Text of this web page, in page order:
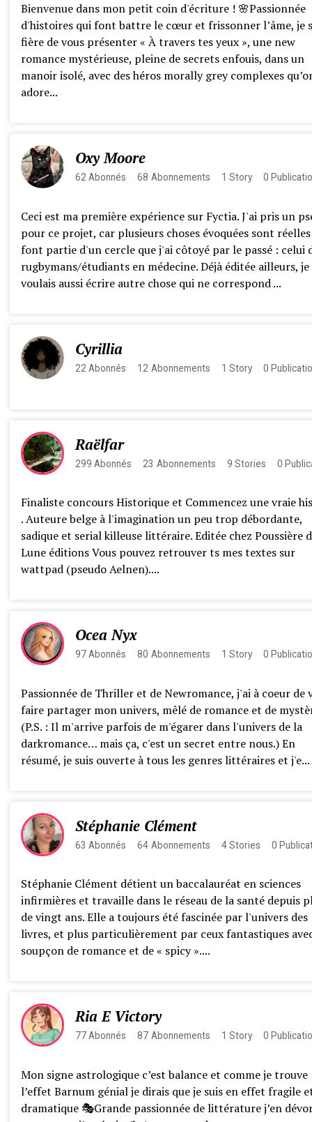
​Bienvenue dans mon petit coin d'écriture ! 🌸 ​Passionnée
d'histoires qui font battre le cœur et frissonner l’âme, je
fière de vous présenter « À travers tes yeux », une new
romance mystérieuse, pleine de secrets enfouis, dans un
manoir isolé, avec des héros morally grey complexes
adore...
Oxy Moore
62 Abonnés 68 Abonnements 1 Story 0
Ceci est ma première expérience sur Fyctia. J'ai pris un
pour ce projet, car plusieurs choses évoquées sont
font partie d'un cercle que j'ai côtoyé par le passé : celui
rugbymans/étudiants en médecine. Déjà éditée ailleurs, je
voulais aussi écrire autre chose qui ne correspond ...
Cyrillia
22 Abonnés 12 Abonnements 1 Story 0
Raëlfar
299 Abonnés 23 Abonnements 9 Stories 0
Finaliste concours Historique et Commencez une vraie
. Auteure belge à l'imagination un peu trop débordante,
sadique et serial killeuse littéraire. Editée chez Poussière
Lune éditions Vous pouvez retrouver ts mes textes sur
wattpad (pseudo Aelnen)....
Ocea Nyx
97 Abonnés 80 Abonnements 1 Story 0
Passionnée de Thriller et de Newromance, j'ai à coeur de
faire partager mon univers, mêlé de romance et de
(P.S. : Il m'arrive parfois de m'égarer dans l'univers de la
darkromance… mais ça, c'est un secret entre nous.) En
résumé, je suis ouverte à tous les genres littéraires et j'e...
Stéphanie Clément
63 Abonnés 64 Abonnements 4 Stories 0
Stéphanie Clément détient un baccalauréat en sciences
infirmières et travaille dans le réseau de la santé depuis
de vingt ans. Elle a toujours été fascinée par l'univers des
livres, et plus particulièrement par ceux fantastiques
soupçon de romance et de « spicy »....
Ria E Victory
77 Abonnés 87 Abonnements 1 Story 0
Mon signe astrologique c’est balance et comme je trouve
l’effet Barnum génial je dirais que je suis en effet fragile
dramatique 🎭Grande passionnée de littérature j’en